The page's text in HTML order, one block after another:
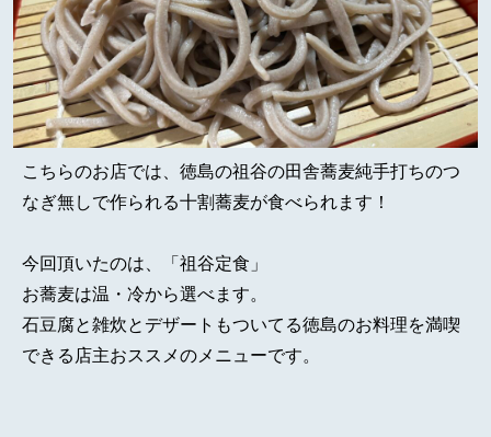
こちらのお店では、徳島の祖谷の田舎蕎麦純手打ちのつ
なぎ無しで作られる十割蕎麦が食べられます！
今回頂いたのは、「祖谷定食」
お蕎麦は温・冷から選べます。
石豆腐と雑炊とデザートもついてる徳島のお料理を満喫
できる店主おススメのメニューです。